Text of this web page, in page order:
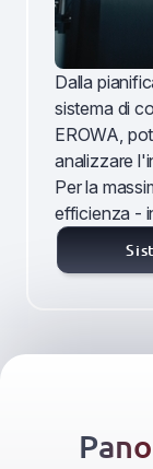
Dalla
sistema di
EROWA,
analizzare
Per la
efficienza -